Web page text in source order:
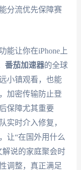
分流优先保障赛
能让你在iPhone上
番茄加速器的全球
小镇观看，也能
加密传输防止登
保障尤其重要
时介入修复，
让“在国外用什么
说的家庭聚会时
调整，真正满足